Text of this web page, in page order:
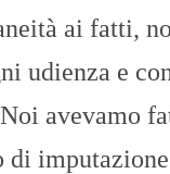
S
T
E
E
O
ai fatti,
udienza e
avevamo
di